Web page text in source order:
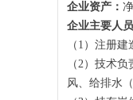
企业资产：
企业主要人员
（1）注册建
（2）技术
风、给排水